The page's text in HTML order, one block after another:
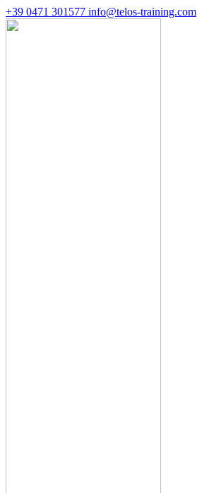
+39 0471 301577 info@telos-training.com